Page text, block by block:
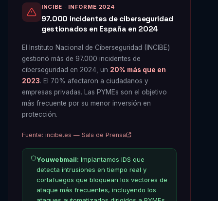
INCIBE · INFORME 2024
97.000 incidentes de ciberseguridad
gestionados en España en 2024
El Instituto Nacional de Ciberseguridad (INCIBE)
gestionó más de 97.000 incidentes de
ciberseguridad en 2024, un 20% más que en
2023. El 70% afectaron a ciudadanos y
empresas privadas. Las PYMEs son el objetivo
más frecuente por su menor inversión en
protección.
Fuente: incibe.es — Sala de Prensa
Youwebmail: Implantamos IDS que
detecta intrusiones en tiempo real y
cortafuegos que bloquean los vectores de
ataque más frecuentes, incluyendo los